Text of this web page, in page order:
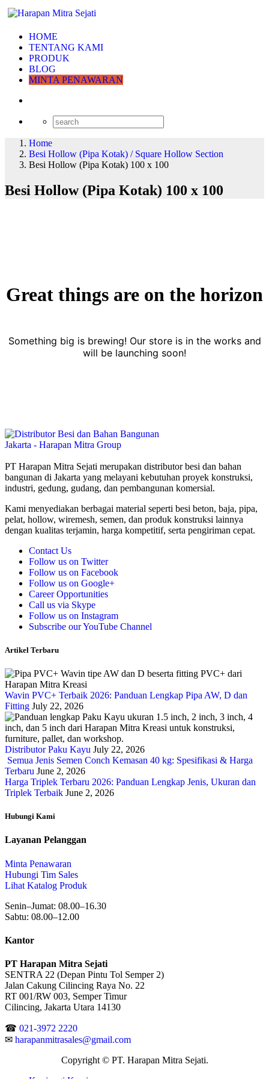
HOME
TENTANG KAMI
PRODUK
BLOG
MINTA PENAWARAN
Home
Besi Hollow (Pipa Kotak) / Square Hollow Section
Besi Hollow (Pipa Kotak) 100 x 100
Besi Hollow (Pipa Kotak) 100 x 100
Great things are on the horizon
Something big is brewing! Our store is in the works and
will be launching soon!
PT Harapan Mitra Sejati merupakan distributor besi dan bahan
bangunan di Jakarta yang melayani kebutuhan proyek konstruksi,
industri, gedung, gudang, dan pembangunan komersial.
Kami menyediakan berbagai material seperti besi beton, baja, pipa,
pelat, hollow, wiremesh, semen, dan produk konstruksi lainnya
dengan kualitas terjamin, harga kompetitif, serta pengiriman cepat.
Contact Us
Follow us on Twitter
Follow us on Facebook
Follow us on Google+
Career Opportunities
Call us via Skype
Follow us on Instagram
Subscribe our YouTube Channel
Artikel Terbaru
Wavin PVC+ Terbaik 2026: Panduan Lengkap Pipa AW, D dan
Fitting July 22, 2026
Distributor Paku Kayu July 22, 2026
Semua Jenis Semen Conch Kemasan 40 kg: Spesifikasi & Harga
Terbaru June 2, 2026
Harga Triplek Terbaru 2026: Panduan Lengkap Jenis, Ukuran dan
Triplek Terbaik June 2, 2026
Hubungi Kami
Layanan Pelanggan
Minta Penawaran
Hubungi Tim Sales
Lihat Katalog Produk
Senin–Jumat: 08.00–16.30
Sabtu: 08.00–12.00
Kantor
PT Harapan Mitra Sejati
SENTRA 22 (Depan Pintu Tol Semper 2)
Jalan Cakung Cilincing Raya No. 22
RT 001/RW 003, Semper Timur
Cilincing, Jakarta Utara 14130
☎ 021-3972 2220
✉ harapanmitrasales@gmail.com
Copyright © PT. Harapan Mitra Sejati.